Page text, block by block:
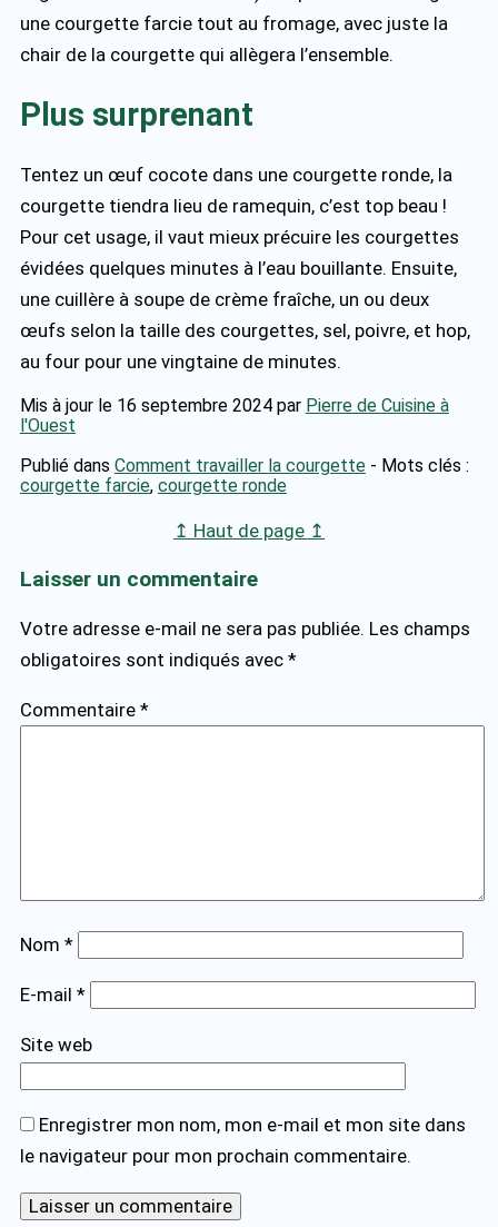
une courgette farcie tout au fromage, avec juste la
chair de la courgette qui allègera l’ensemble.
Plus surprenant
Tentez un œuf cocote dans une courgette ronde, la
courgette tiendra lieu de ramequin, c’est top beau !
Pour cet usage, il vaut mieux précuire les courgettes
évidées quelques minutes à l’eau bouillante. Ensuite,
une cuillère à soupe de crème fraîche, un ou deux
œufs selon la taille des courgettes, sel, poivre, et hop,
au four pour une vingtaine de minutes.
Mis à jour le 16 septembre 2024 par Pierre de Cuisine à
l'Ouest
Publié dans Comment travailler la courgette- Mots clés :
courgette farcie, courgette ronde
↥ Haut de page ↥
Laisser un commentaire
Votre adresse e-mail ne sera pas publiée. Les champs
obligatoires sont indiqués avec *
Commentaire *
Nom *
E-mail *
Site web
Enregistrer mon nom, mon e-mail et mon site dans
le navigateur pour mon prochain commentaire.